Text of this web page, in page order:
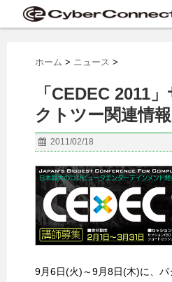
ホーム > ニュース >
「CEDEC 2011
クトツー関連情報
2011/02/18
9月6日(火)～9月8日(木)に、パ